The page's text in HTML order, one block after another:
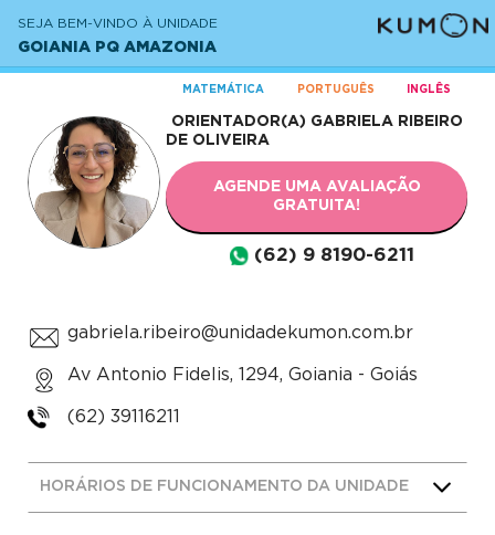
SEJA BEM-VINDO À UNIDADE
GOIANIA PQ AMAZONIA
MATEMÁTICA PORTUGUÊS INGLÊS
ORIENTADOR(A) GABRIELA RIBEIRO
DE OLIVEIRA
AGENDE UMA AVALIAÇÃO
GRATUITA!
(62) 9 8190-6211
gabriela.ribeiro@unidadekumon.com.br
Av Antonio Fidelis, 1294, Goiania - Goiás
(62) 39116211
HORÁRIOS DE FUNCIONAMENTO DA UNIDADE